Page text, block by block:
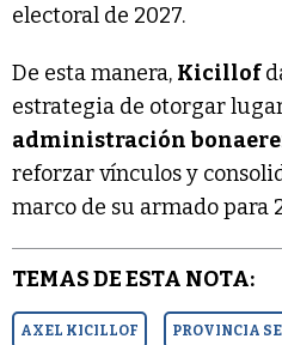
electoral de 2027.
De esta manera, Kicillof
estrategia de otorgar
administración
reforzar vínculos y
marco de su armado para
TEMAS DE ESTA NOTA:
AXEL KICILLOF PROVINCIA